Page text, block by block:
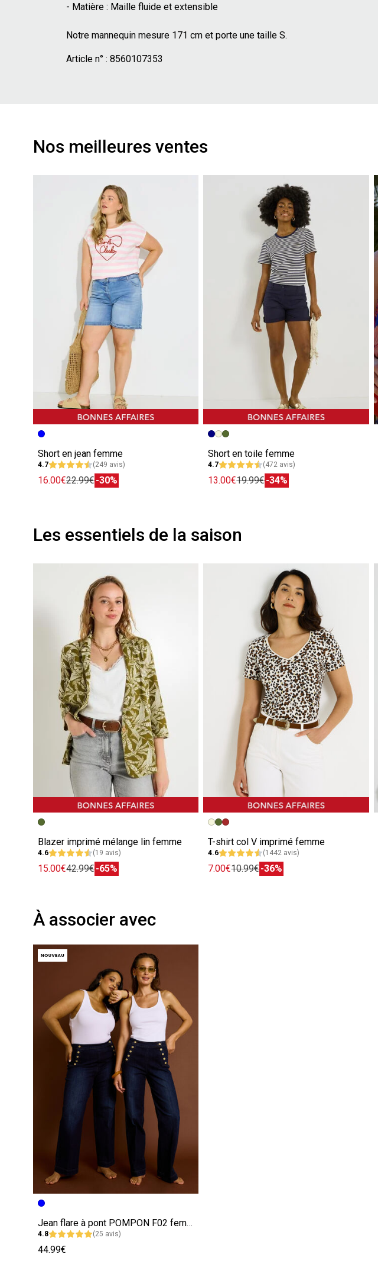
- Matière : Maille fluide et extensible
Notre mannequin mesure 171 cm et porte une taille S.
Article n° : 8560107353
Nos meilleures ventes
Short en jean femme
4.7 (249 avis)
16.00€22.99€-30%
Short en toile femme
4.7 (472 avis)
13.00€19.99€-34%
Les essentiels de la saison
Blazer imprimé mélange lin femme
4.6 (19 avis)
15.00€42.99€-65%
T-shirt col V imprimé femme
4.6 (1442 avis)
7.00€10.99€-36%
À associer avec
Jean flare à pont POMPON F02 femme
4.8 (25 avis)
44.99€